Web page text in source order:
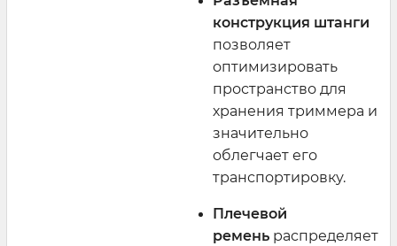
конструкция штанги
позволяет
оптимизировать
пространство для
хранения триммера и
значительно
облегчает его
транспортировку.
Плечевой
ремень распределяет